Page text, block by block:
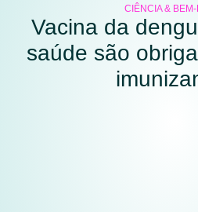
CIÊNCIA & BEM-
Vacina da
saúde são